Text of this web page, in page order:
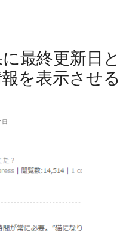
最終更新日と
を表示させる